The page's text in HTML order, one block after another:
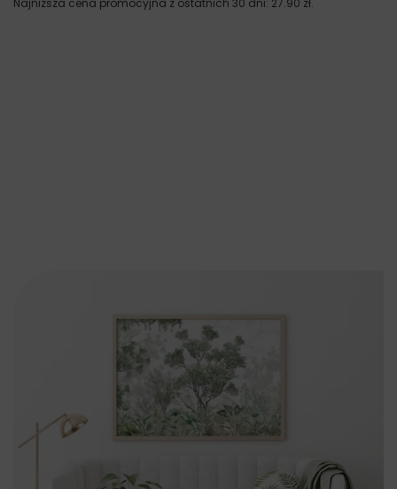
Najniższa cena promocyjna z ostatnich 30 dni: 27.90 zł.